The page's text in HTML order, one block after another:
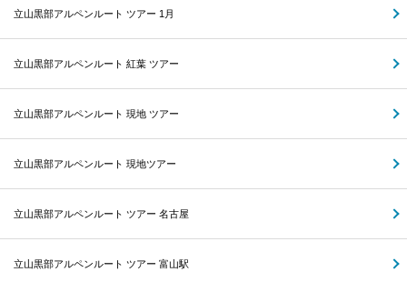
立山黒部アルペンルート ツアー 1月
立山黒部アルペンルート 紅葉 ツアー
立山黒部アルペンルート 現地 ツアー
立山黒部アルペンルート 現地ツアー
立山黒部アルペンルート ツアー 名古屋
立山黒部アルペンルート ツアー 富山駅